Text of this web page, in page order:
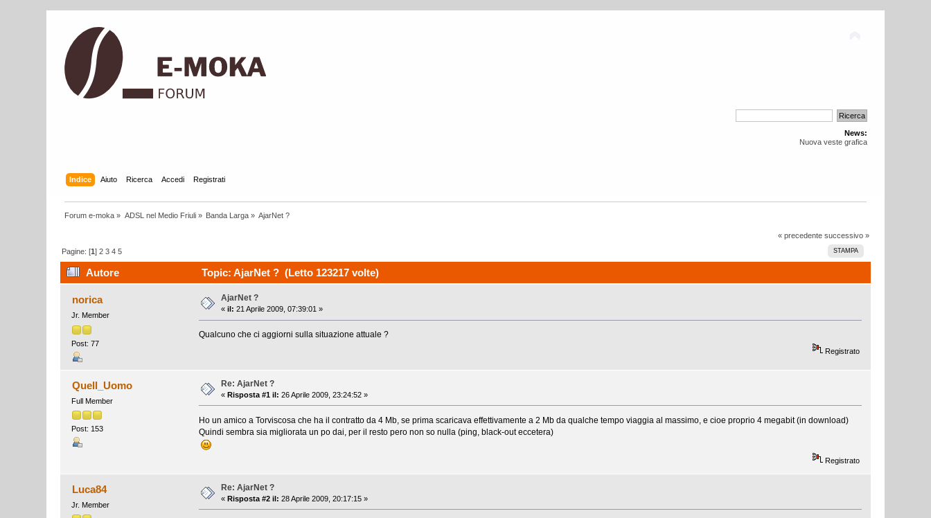
News:
Nuova veste grafica
Indice Aiuto Ricerca Accedi Registrati
Forum e-moka » ADSL nel Medio Friuli» Banda Larga » AjarNet ?
« precedente successivo »
STAMPA
Pagine: [1]2 3 4 5
Autore Topic: AjarNet ? (Letto 123217 volte)
norica
Jr. Member
Post: 77
AjarNet ?
«il: 21 Aprile 2009, 07:39:01 »
Qualcuno che ci aggiorni sulla situazione attuale ?
Registrato
Quell_Uomo
Full Member
Post: 153
Re: AjarNet ?
«Risposta #1 il: 26 Aprile 2009, 23:24:52 »
Ho un amico a Torviscosa che ha il contratto da 4 Mb, se prima scaricava effettivamente a 2 Mb da qualche tempo viaggia al massimo, e cioe proprio 4 megabit (in download)
Quindi sembra sia migliorata un po dai, per il resto pero non so nulla (ping, black-out eccetera)
Registrato
Luca84
Jr. Member
Re: AjarNet ?
«Risposta #2 il: 28 Aprile 2009, 20:17:15 »